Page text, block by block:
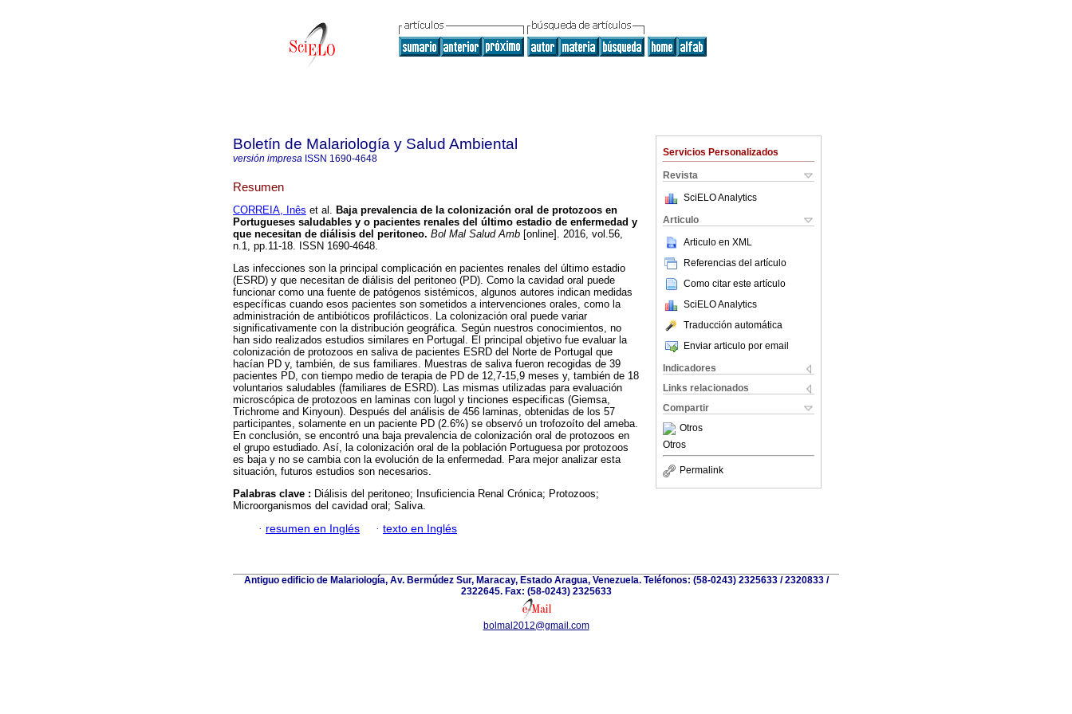
Servicios Personalizados
Revista
SciELO Analytics
Articulo
Articulo en XML
Referencias del artículo
Como citar este artículo
SciELO Analytics
Traducción automática
Enviar articulo por email
Indicadores
Links relacionados
Compartir
Otros
Otros
Permalink
Boletín de Malariología y Salud Ambiental
versión impresa ISSN 1690-4648
Resumen
CORREIA, Inês et al. Baja prevalencia de la colonización oral de protozoos en
Portugueses saludables y o pacientes renales del último estadio de enfermedad y
que necesitan de diálisis del peritoneo. Bol Mal Salud Amb [online]. 2016, vol.56,
n.1, pp.11-18. ISSN 1690-4648.
Las infecciones son la principal complicación en pacientes renales del último estadio
(ESRD) y que necesitan de diálisis del peritoneo (PD). Como la cavidad oral puede
funcionar como una fuente de patógenos sistémicos, algunos autores indican medidas
específicas cuando esos pacientes son sometidos a intervenciones orales, como la
administración de antibióticos profilácticos. La colonización oral puede variar
significativamente con la distribución geográfica. Según nuestros conocimientos, no
han sido realizados estudios similares en Portugal. El principal objetivo fue evaluar la
colonización de protozoos en saliva de pacientes ESRD del Norte de Portugal que
hacían PD y, también, de sus familiares. Muestras de saliva fueron recogidas de 39
pacientes PD, con tiempo medio de terapia de PD de 12,7-15,9 meses y, también de 18
voluntarios saludables (familiares de ESRD). Las mismas utilizadas para evaluación
microscópica de protozoos en laminas con lugol y tinciones especificas (Giemsa,
Trichrome and Kinyoun). Después del análisis de 456 laminas, obtenidas de los 57
participantes, solamente en un paciente PD (2.6%) se observó un trofozoíto del ameba.
En conclusión, se encontró una baja prevalencia de colonización oral de protozoos en
el grupo estudiado. Así, la colonización oral de la población Portuguesa por protozoos
es baja y no se cambia con la evolución de la enfermedad. Para mejor analizar esta
situación, futuros estudios son necesarios.
Palabras clave : Diálisis del peritoneo; Insuficiencia Renal Crónica; Protozoos;
Microorganismos del cavidad oral; Saliva.
· resumen en Inglés · texto en Inglés
Antiguo edificio de Malariología, Av. Bermúdez Sur, Maracay, Estado Aragua, Venezuela. Teléfonos: (58-0243) 2325633 / 2320833 /
2322645. Fax: (58-0243) 2325633
bolmal2012@gmail.com